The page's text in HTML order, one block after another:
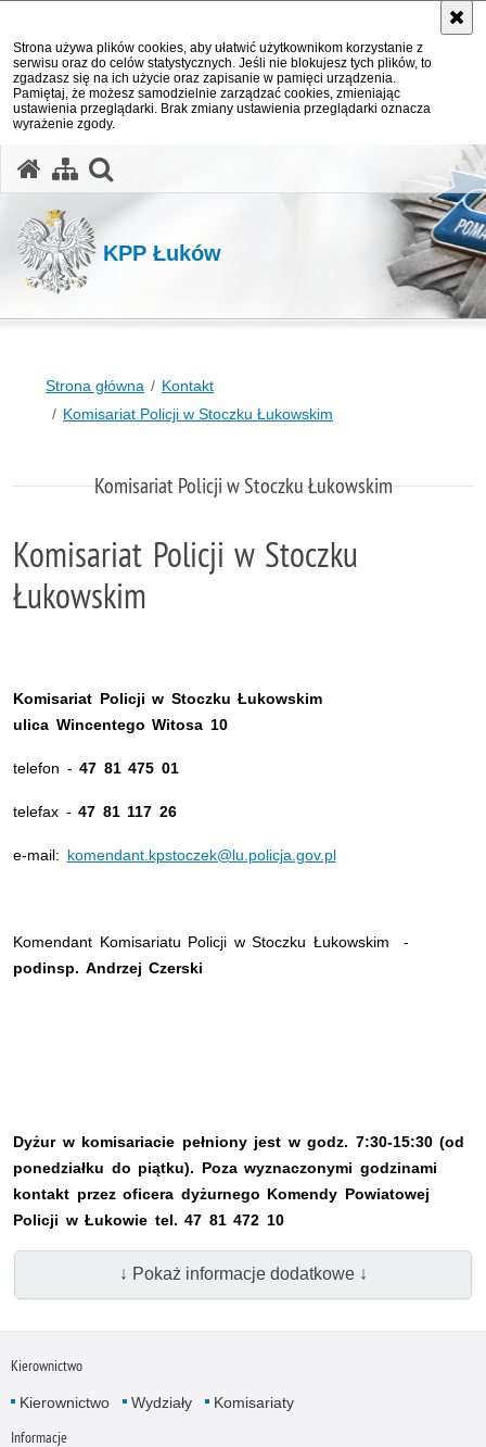
Strona używa plików cookies, aby ułatwić użytkownikom korzystanie z
serwisu oraz do celów statystycznych. Jeśli nie blokujesz tych plików, to
zgadzasz się na ich użycie oraz zapisanie w pamięci urządzenia.
Pamiętaj, że możesz samodzielnie zarządzać cookies, zmieniając
ustawienia przeglądarki. Brak zmiany ustawienia przeglądarki oznacza
wyrażenie zgody.
KPP Łuków
Strona główna
Kontakt
Komisariat Policji w Stoczku Łukowskim
Komisariat Policji w Stoczku Łukowskim
Komisariat Policji w Stoczku
Łukowskim
Komisariat Policji w Stoczku Łukowskim
ulica Wincentego Witosa 10
telefon -47 81 475 01
telefax -47 81 117 26
e-mail: komendant.kpstoczek@lu.policja.gov.pl
Komendant Komisariatu Policji w Stoczku Łukowskim -
podinsp. Andrzej Czerski
Dyżur w komisariacie pełniony jest w godz. 7:30-15:30 (od
ponedziałku do piątku). Poza wyznaczonymi godzinami
kontakt przez oficera dyżurnego Komendy Powiatowej
Policji w Łukowie tel. 47 81 472 10
↓ Pokaż informacje dodatkowe ↓
Kierownictwo
Kierownictwo Wydziały Komisariaty
Informacje